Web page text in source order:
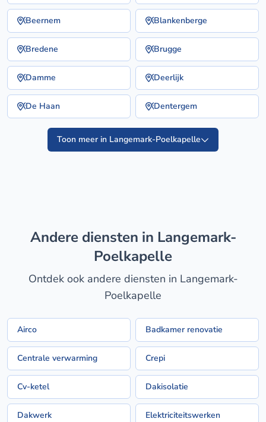
Beernem Blankenberge
Bredene Brugge
Damme Deerlijk
De Haan Dentergem
Toon meer in Langemark-Poelkapelle
Andere diensten in Langemark-
Poelkapelle
Ontdek ook andere diensten in Langemark-
Poelkapelle
Airco Badkamer renovatie
Centrale verwarming Crepi
Cv-ketel Dakisolatie
Dakwerk Elektriciteitswerken